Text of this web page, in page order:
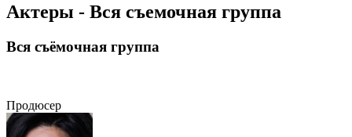
Актеры - Вся съемочная группа
Вся съёмочная группа
Продюсер